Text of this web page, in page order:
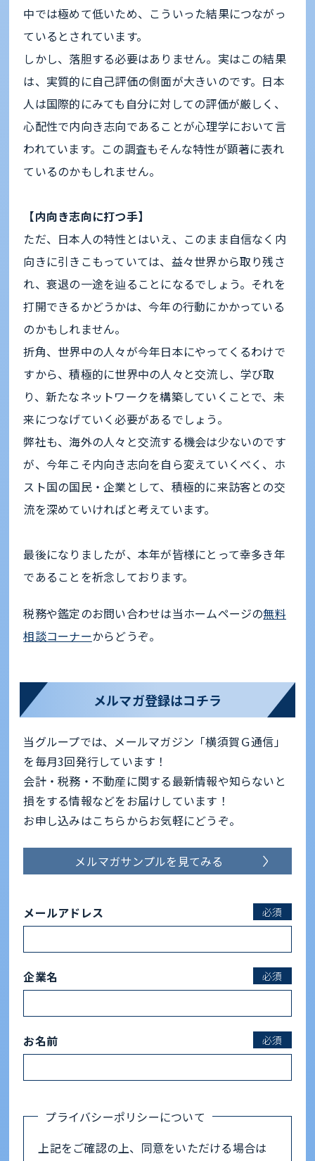
中では極めて低いため、こういった結果につながっ
ているとされています。
しかし、落胆する必要はありません。実はこの結果
は、実質的に自己評価の側面が大きいのです。日本
人は国際的にみても自分に対しての評価が厳しく、
心配性で内向き志向であることが心理学において言
われています。この調査もそんな特性が顕著に表れ
ているのかもしれません。
【内向き志向に打つ手】
ただ、日本人の特性とはいえ、このまま自信なく内
向きに引きこもっていては、益々世界から取り残さ
れ、衰退の一途を辿ることになるでしょう。それを
打開できるかどうかは、今年の行動にかかっている
のかもしれません。
折角、世界中の人々が今年日本にやってくるわけで
すから、積極的に世界中の人々と交流し、学び取
り、新たなネットワークを構築していくことで、未
来につなげていく必要があるでしょう。
弊社も、海外の人々と交流する機会は少ないのです
が、今年こそ内向き志向を自ら変えていくべく、ホ
スト国の国民・企業として、積極的に来訪客との交
流を深めていければと考えています。
最後になりましたが、本年が皆様にとって幸多き年
であることを祈念しております。
税務や鑑定のお問い合わせは当ホームページの無料
相談コーナーからどうぞ。
メルマガ登録はコチラ
当グループでは、メールマガジン「横須賀Ｇ通信」
を毎月3回発行しています！
会計・税務・不動産に関する最新情報や知らないと
損をする情報などをお届けしています！
お申し込みはこちらからお気軽にどうぞ。
メルマガサンプルを見てみる
メールアドレス 必須
企業名 必須
お名前 必須
プライバシーポリシーについて
上記をご確認の上、同意をいただける場合は